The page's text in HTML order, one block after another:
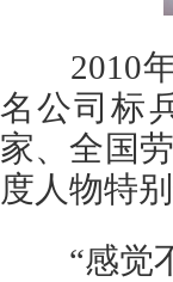
2010年7
名公司标
家、全国
度人物特
“感觉不